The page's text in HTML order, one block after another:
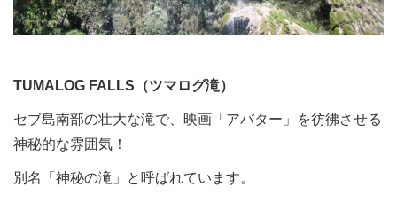
TUMALOG FALLS（ツマログ滝）
セブ島南部の壮大な滝で、映画「アバター」を彷彿させる
神秘的な雰囲気！
別名「神秘の滝」と呼ばれています。